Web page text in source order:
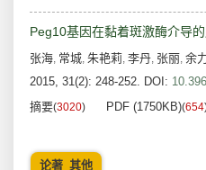
Peg10基因在黏着斑激酶介导
张海, 常城, 朱艳莉, 李丹, 张丽, 余
2015, 31(2): 248-252. DOI:
摘要(3020) PDF (1750KB)(654
论著_其他